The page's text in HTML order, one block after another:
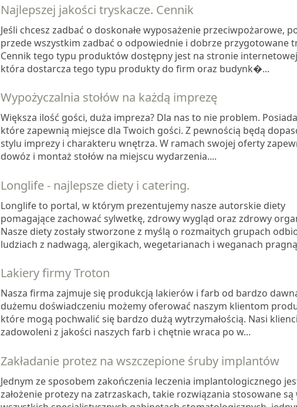
Najlepszej jakości tryskacze. Cennik
Jeśli chcesz zadbać o doskonałe wyposażenie przeciwpożarowe,
przede wszystkim zadbać o odpowiednie i dobrze przygotowane
Cennik tego typu produktów dostępny jest na stronie
która dostarcza tego typu produkty do firm oraz budynk�...
Wypożyczalnia stołów na każdą imprezę
Większa ilość gości, duża impreza? Dla nas to nie problem.
które zapewnią miejsce dla Twoich gości. Z pewnością będą
stylu imprezy i charakteru wnętrza. W ramach swojej oferty
dowóz i montaż stołów na miejscu wydarzenia....
Longlife - najlepsze diety i catering.
Longlife to portal, w którym prezentujemy nasze autorskie diety
pomagające zachować sylwetkę, zdrowy wygląd oraz zdrowy
Nasze diety zostały stworzone z myślą o rozmaitych grupach
ludziach z nadwagą, alergikach, wegetarianach i weganach
Lakiery firmy Troton
Nasza firma zajmuje się produkcją lakierów i farb od bardzo
dużemu doświadczeniu możemy oferować naszym klientom
które mogą pochwalić się bardzo dużą wytrzymałością. Nasi
zadowoleni z jakości naszych farb i chętnie wraca po w...
Zakładanie protez na wszczepione śruby implantów
Jednym ze sposobem zakończenia leczenia implantologicznego
założenie protezy na zatrzaskach, takie rozwiązania stosowane są